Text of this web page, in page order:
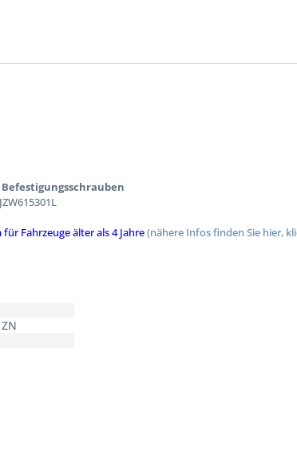
Fahrzeuge älter als 4 Jahre(nähere Infos finden Sie hier,